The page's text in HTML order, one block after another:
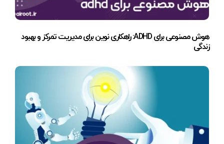
هوش مصنوعی برای ADHD: راهکاری نوین برای مدیریت تمرکز و بهبود
زندگی